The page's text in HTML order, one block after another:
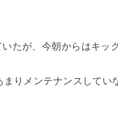
たが、今朝からはキッ
りメンテナンスしてい